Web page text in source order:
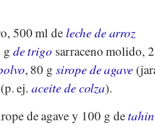
500 ml de leche de arroz
g de trigo sarraceno molido,
, 80 gsirope de agave
(p. ej.aceite de colza).
de agave y 100 g de